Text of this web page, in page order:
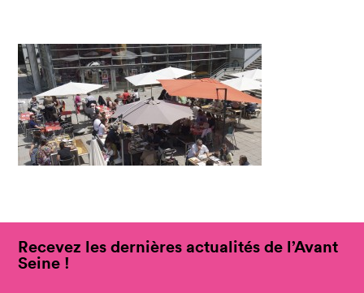
Recevez les dernières actualités de l’Avant
Seine !